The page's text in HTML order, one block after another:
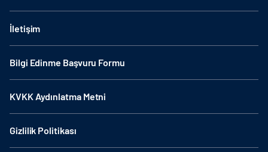
İletişim
Bilgi Edinme Başvuru Formu
KVKK Aydınlatma Metni
Gizlilik Politikası